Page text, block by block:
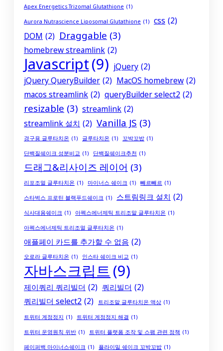
Apex Energetics Trizomal Glutathione (1)
Aurora Nutrascience Liposomal Glutathione (1) css (2)
DOM (2) Draggable (3)
homebrew streamlink (2)
Javascript(9) jQuery (2)
jQuery QueryBuilder (2) MacOS homebrew (2)
macos streamlink (2) queryBuilder select2 (2)
resizable (3) streamlink (2)
streamlink 설치 (2) Vanilla JS (3)
경구용 글루타치온 (1) 글루타치온 (1) 꼬박꼬밥 (1)
단백질쉐이크 성분비교 (1) 단백질쉐이크추천 (1)
드래그&리사이즈 레이어 (3)
리포조멀 글루타치온 (1) 마이너스 쉐이크 (1) 빼르빼르 (1)
스타벅스 프로틴 블랙푸드쉐이크 (1) 스트림링크 설치 (2)
식사대용쉐이크 (1) 아펙스에너제틱 트리조말 글루타치온 (1)
아펙스에너제틱 트리조멀 글루타치온 (1)
애플페이 카드를 추가할 수 없음 (2)
오로라 글루타치온 (1) 인스타 쉐이크 비교 (1)
자바스크립트 (9)
제이쿼리 쿼리빌더 (2) 쿼리빌더 (2)
쿼리빌더 select2 (2) 트리조말 글루타치온 액상 (1)
트위터 계정정지 (1) 트위터 계정정지 해결 (1)
트위터 운영원칙 위반 (1) 트위터 플랫폼 조작 및 스팸 관련 정책 (1)
페이퍼백 마이너스쉐이크 (1) 플라이밀 쉐이크 꼬박꼬밥 (1)